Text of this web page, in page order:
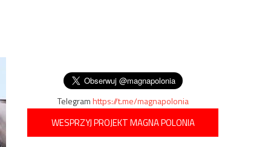
Telegramhttps://t.me/magnapolonia
WESPRZYJ PROJEKT MAGNA POLONIA